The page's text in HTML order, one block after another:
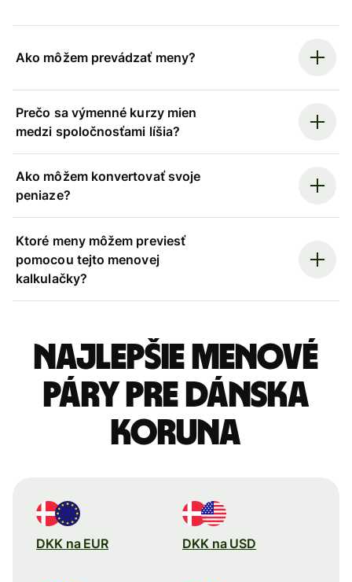
Ako môžem prevádzať meny?
Prečo sa výmenné kurzy mien
medzi spoločnosťami líšia?
Ako môžem konvertovať svoje
peniaze?
Ktoré meny môžem previesť
pomocou tejto menovej
kalkulačky?
Najlepšie menové
páry pre Dánska
koruna
DKK na EUR DKK na USD